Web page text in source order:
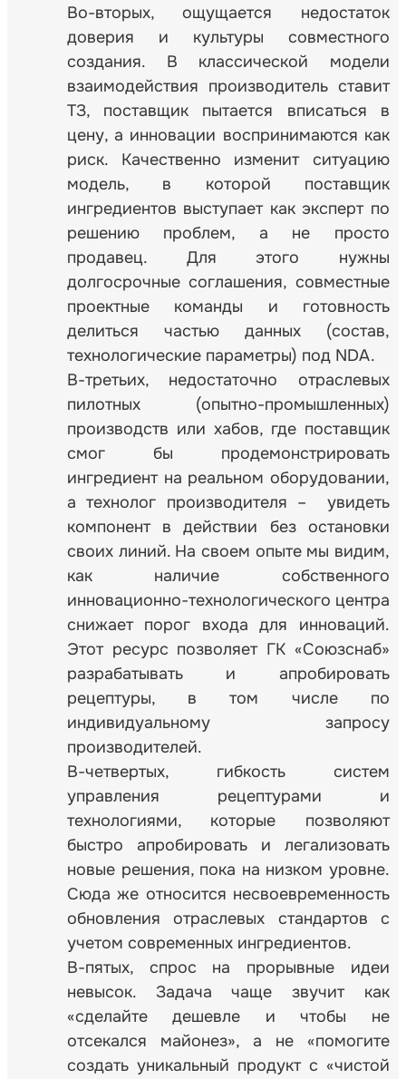
Во-вторых, ощущается недостаток
доверия и культуры совместного
создания. В классической модели
взаимодействия производитель ставит
ТЗ, поставщик пытается вписаться в
цену, а инновации воспринимаются как
риск. Качественно изменит ситуацию
модель, в которой поставщик
ингредиентов выступает как эксперт по
решению проблем, а не просто
продавец. Для этого нужны
долгосрочные соглашения, совместные
проектные команды и готовность
делиться частью данных (состав,
технологические параметры) под NDA.
В-третьих, недостаточно отраслевых
пилотных (опытно-промышленных)
производств или хабов, где поставщик
смог бы продемонстрировать
ингредиент на реальном оборудовании,
а технолог производителя – увидеть
компонент в действии без остановки
своих линий. На своем опыте мы видим,
как наличие собственного
инновационно-технологического центра
снижает порог входа для инноваций.
Этот ресурс позволяет ГК «Союзснаб»
разрабатывать и апробировать
рецептуры, в том числе по
индивидуальному запросу
производителей.
В-четвертых, гибкость систем
управления рецептурами и
технологиями, которые позволяют
быстро апробировать и легализовать
новые решения, пока на низком уровне.
Сюда же относится несвоевременность
обновления отраслевых стандартов с
учетом современных ингредиентов.
В-пятых, спрос на прорывные идеи
невысок. Задача чаще звучит как
«сделайте дешевле и чтобы не
отсекался майонез», а не «помогите
создать уникальный продукт с «чистой